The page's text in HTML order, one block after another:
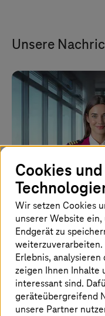
Unsere
Zukunftsarena
Wie Sovereign AI
Computing die
Cookies
Wir setzen Cookies
unserer Website
Endgerät zu
weiterzuverarbeiten.
Erlebnis,
zeigen Ihnen Inhalte
interessant sind.
geräteübergreifend
unsere Partner